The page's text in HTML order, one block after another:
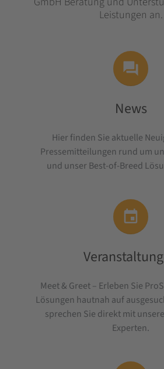
Leistungen an.

News
Hier finden Sie aktuelle
Pressemitteilungen rund um
und unser Best-of-Breed

Meet & Greet – Erleben Sie
Lösungen hautnah auf
sprechen Sie direkt mit
Experten.